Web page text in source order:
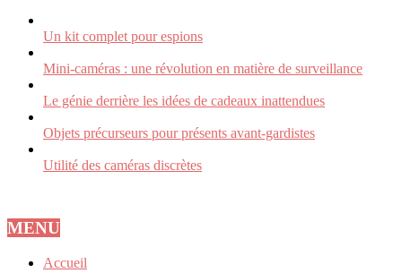
Un kit complet pour espions
Mini-caméras : une révolution en matière de surveillance
Le génie derrière les idées de cadeaux inattendues
Objets précurseurs pour présents avant-gardistes
Utilité des caméras discrètes
MENU
Accueil